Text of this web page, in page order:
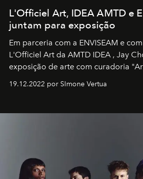
L'Officiel Art, IDEA AMTD e
juntam para exposição
Em parceria com a ENVISEAM e
L'Officiel Art da AMTD IDEA , Jay
exposição de arte com curadoria
19.12.2022 por SImone Vertua